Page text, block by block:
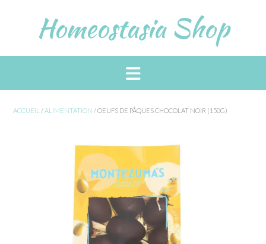
Homeostasia Shop
ACCUEIL /ALIMENTATION / OEUFS DE PÂQUES CHOCOLAT NOIR (150G)